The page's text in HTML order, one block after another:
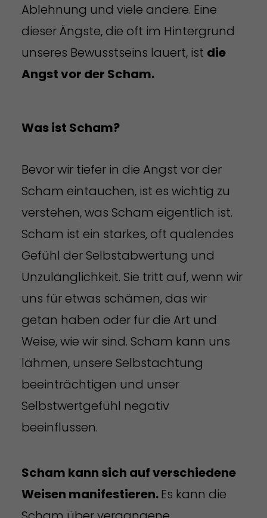
Ablehnung und viele andere. Eine
dieser Ängste, die oft im Hintergrund
unseres Bewusstseins lauert, ist die
Angst vor der Scham.
Was ist Scham?
Bevor wir tiefer in die Angst vor der
Scham eintauchen, ist es wichtig zu
verstehen, was Scham eigentlich ist.
Scham ist ein starkes, oft quälendes
Gefühl der Selbstabwertung und
Unzulänglichkeit. Sie tritt auf, wenn wir
uns für etwas schämen, das wir
getan haben oder für die Art und
Weise, wie wir sind. Scham kann uns
lähmen, unsere Selbstachtung
beeinträchtigen und unser
Selbstwertgefühl negativ
beeinflussen.
Scham kann sich auf verschiedene
Weisen manifestieren.Es kann die